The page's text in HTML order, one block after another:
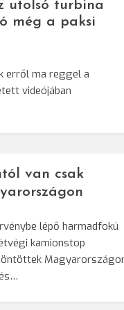
utolsó turbina
még a paksi
erről ma reggel a
videójában
van csak
lépő harmadfokú
kamionstop